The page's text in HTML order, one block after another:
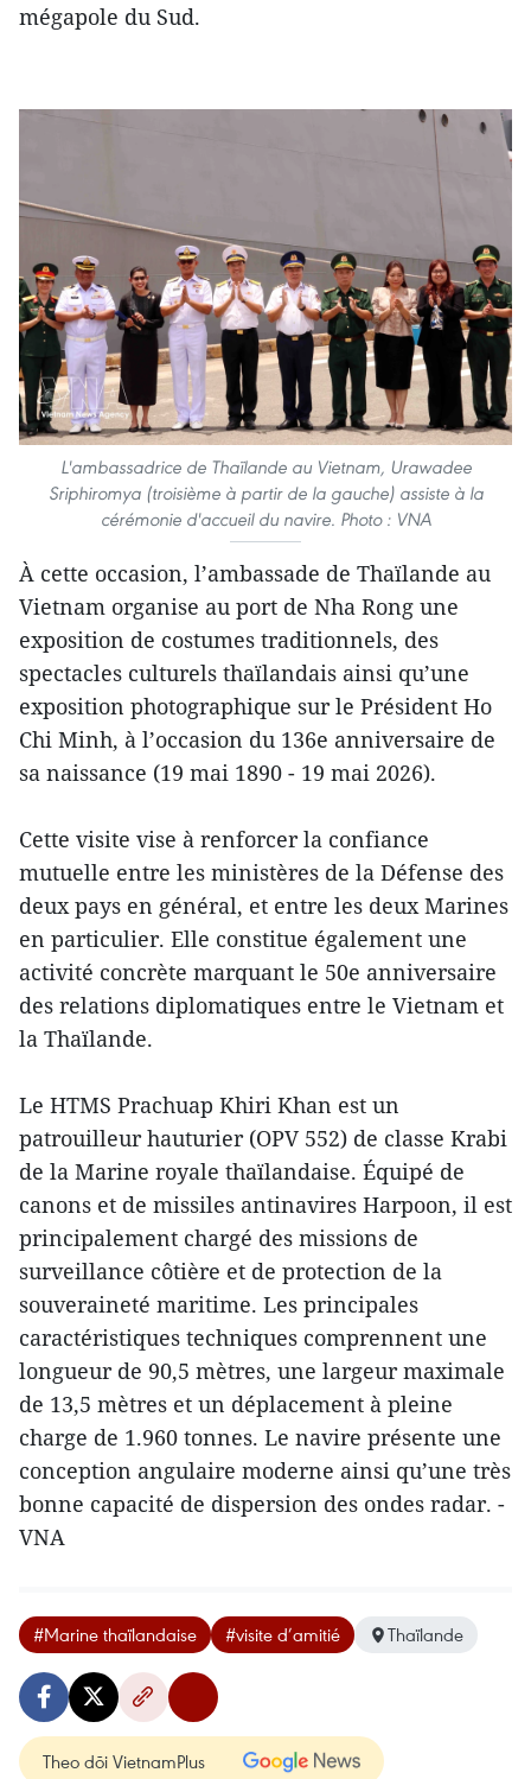
mégapole du Sud.
L'ambassadrice de Thaïlande au Vietnam, Urawadee
Sriphiromya (troisième à partir de la gauche) assiste à la
cérémonie d'accueil du navire. Photo : VNA
À cette occasion, l’ambassade de Thaïlande au
Vietnam organise au port de Nha Rong une
exposition de costumes traditionnels, des
spectacles culturels thaïlandais ainsi qu’une
exposition photographique sur le Président Ho
Chi Minh, à l’occasion du 136e anniversaire de
sa naissance (19 mai 1890 - 19 mai 2026).
Cette visite vise à renforcer la confiance
mutuelle entre les ministères de la Défense des
deux pays en général, et entre les deux Marines
en particulier. Elle constitue également une
activité concrète marquant le 50e anniversaire
des relations diplomatiques entre le Vietnam et
la Thaïlande.
Le HTMS Prachuap Khiri Khan est un
patrouilleur hauturier (OPV 552) de classe Krabi
de la Marine royale thaïlandaise. Équipé de
canons et de missiles antinavires Harpoon, il est
principalement chargé des missions de
surveillance côtière et de protection de la
souveraineté maritime. Les principales
caractéristiques techniques comprennent une
longueur de 90,5 mètres, une largeur maximale
de 13,5 mètres et un déplacement à pleine
charge de 1.960 tonnes. Le navire présente une
conception angulaire moderne ainsi qu’une très
bonne capacité de dispersion des ondes radar. -
VNA
#Marine thaïlandaise #visite d’amitié Thaïlande
Theo dõi VietnamPlus